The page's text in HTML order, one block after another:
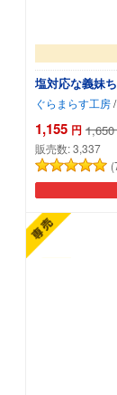
塩対応な義妹
ぐらまらす工房/
1,155 円 1,650
販売数:3,337